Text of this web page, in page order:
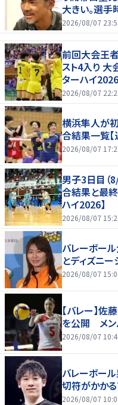
大きい。選手
2026/08/07
前回大会王
スト4入り 大
ターハイ2026
2026/08/07
横浜隼人が
合結果一覧【
2026/08/07
男子3日目（
合結果と最終
ハイ2026】
2026/08/07
バレーボー
とディズニ
2026/08/07
【バレー】
を公開 メン
2026/08/07
バレーボー
切符がかかる
2026/08/07